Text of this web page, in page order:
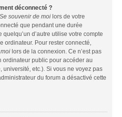
déconnecté ?
Se souvenir de moi lors de votre
que pendant une durée
d’autre utilise votre compte
ordinateur. Pour rester connecté,
lors de la connexion. Ce n’est pas
ordinateur public pour accéder au
etc.). Si vous ne voyez pas
du forum a désactivé cette